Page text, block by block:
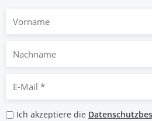
Nachname
Mail
*
Datenschutzbestimmungen
Ich akzeptiere die